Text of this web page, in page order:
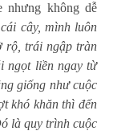
nhưng không dễ
cây, mình luôn
rộ, trái ngập tràn
ngọt liền ngay từ
giống như cuộc
khó khăn thì đến
là quy trình cuộc